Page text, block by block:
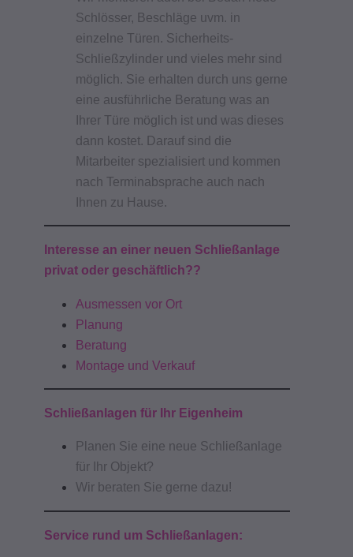
Schlösser, Beschläge uvm. in
einzelne Türen. Sicherheits-
Schließzylinder und vieles mehr sind
möglich. Sie erhalten durch uns gerne
eine ausführliche Beratung was an
Ihrer Türe möglich ist und was dieses
dann kostet. Darauf sind die
Mitarbeiter spezialisiert und kommen
nach Terminabsprache auch nach
Ihnen zu Hause.
Interesse an einer neuen Schließanlage
privat oder geschäftlich??
Ausmessen vor Ort
Planung
Beratung
Montage und Verkauf
Schließanlagen für Ihr Eigenheim
Planen Sie eine neue Schließanlage
für Ihr Objekt?
Wir beraten Sie gerne dazu!
Service rund um Schließanlagen: